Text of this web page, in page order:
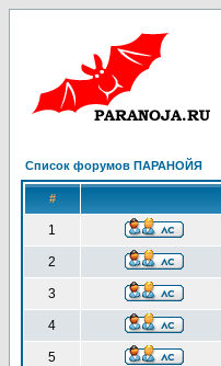
Список форумов ПАРАНОЙЯ
#
1
2
3
4
5